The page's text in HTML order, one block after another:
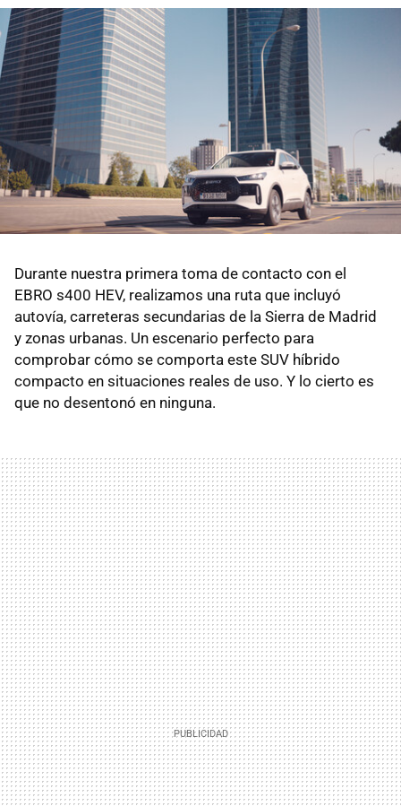
Durante nuestra primera toma de contacto con el
EBRO s400 HEV, realizamos una ruta que incluyó
autovía, carreteras secundarias de la Sierra de Madrid
y zonas urbanas. Un escenario perfecto para
comprobar cómo se comporta este SUV híbrido
compacto en situaciones reales de uso. Y lo cierto es
que no desentonó en ninguna.